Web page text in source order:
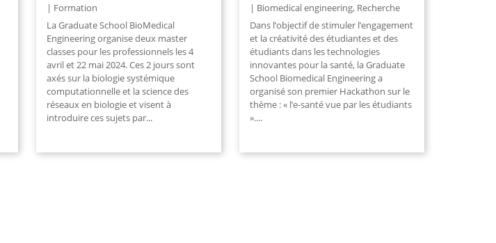
Formation
La Graduate School BioMedical
Engineering organise deux master
classes pour les professionnels les 4
avril et 22 mai 2024. Ces 2 jours sont
axés sur la biologie systémique
computationnelle et la science des
réseaux en biologie et visent à
introduire ces sujets par...
Biomedical engineering, Recherche
Dans l’objectif de stimuler l’engagement
et la créativité des étudiantes et des
étudiants dans les technologies
innovantes pour la santé, la Graduate
School Biomedical Engineering a
organisé son premier Hackathon sur le
thème : « l’e-santé vue par les étudiants
»....